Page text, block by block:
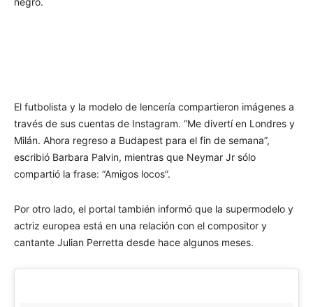
El futbolista y la modelo de lencería compartieron imágenes a
través de sus cuentas de Instagram. “Me divertí en Londres y
Milán. Ahora regreso a Budapest para el fin de semana”,
escribió Barbara Palvin, mientras que Neymar Jr sólo
compartió la frase: “Amigos locos”.
Por otro lado, el portal también informó que la supermodelo y
actriz europea está en una relación con el compositor y
cantante Julian Perretta desde hace algunos meses.